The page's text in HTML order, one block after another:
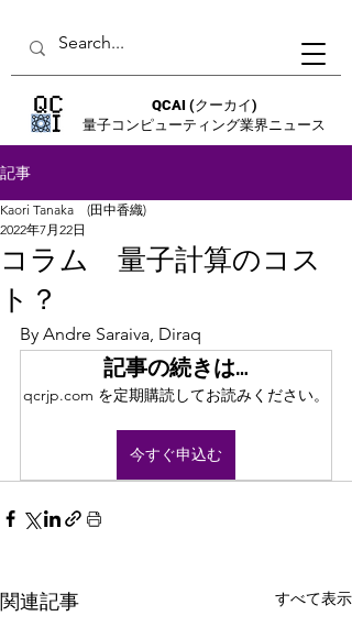
QCAI (クーカイ)
量子コンピューティング業界ニュース
記事
コラム 量子計算のコス
ト？
Kaori Tanaka (田中香織)
2022年7月22日
By Andre Saraiva, Diraq
記事の続きは…
qcrjp.com を定期購読してお読みください。
今すぐ申込む
関連記事 すべて表示